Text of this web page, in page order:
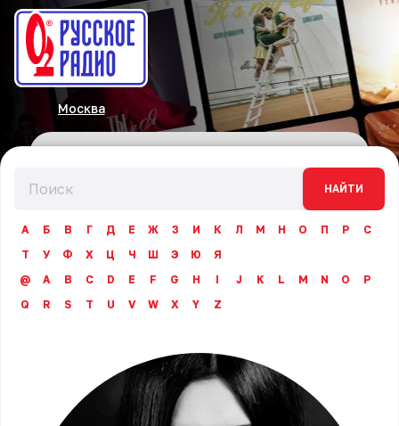
Москва
НАЙТИ
А Б В Г Д Е Ж З И К Л М Н О П Р
С
Т
У Ф Х Ц Ч Ш Э Ю
Я
@
A B C D E F G H I J K L M N O
P
Q
R S T U V W X Y Z